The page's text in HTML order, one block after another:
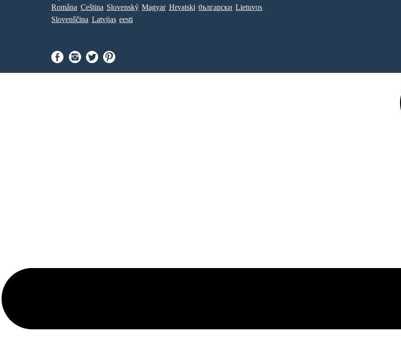
Româna Ceština Slovenský Magyar Hrvatski български Lietuvos
Slovenščina Latvijas eesti